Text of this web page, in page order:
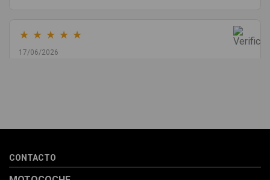
★ ★ ★ ★ ★
17/06/2026
la pieza llegó correcta y bien embalada, además de llegarme 2
CONTACTO